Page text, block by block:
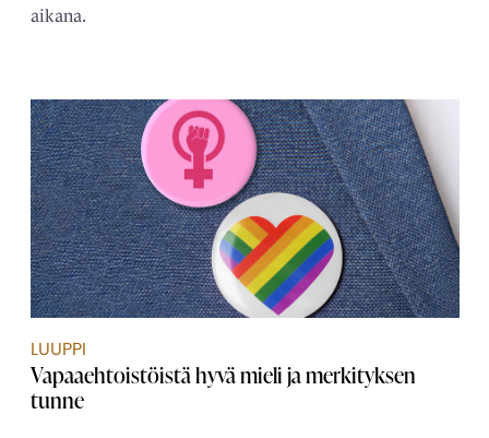
aikana.
LUUPPI
Vapaaehtoistöistä hyvä mieli ja merkityksen
tunne